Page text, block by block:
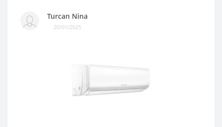
Turcan Nina
20/01/2025